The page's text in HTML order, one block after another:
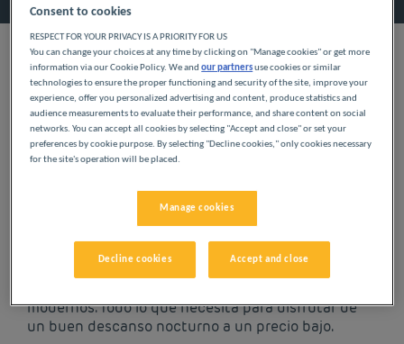
NUESTROS HOTELES A
PRECIOS BAJOS EN
Disfrute de los hoteles Première Classe en Longvic.
Descubrirá la experiencia Première Classe desde el
momento en que llegue: hoteles asequibles,
modernos. Todo lo que necesita para disfrutar de
un buen descanso nocturno a un precio bajo.
Consent to cookies
RESPECT FOR YOUR PRIVACY IS A PRIORITY FOR US
You can change your choices at any time by clicking on "Manage cookies" or get more
information via our Cookie Policy. We andour partnersuse cookies or similar
technologies to ensure the proper functioning and security of the site, improve your
experience, offer you personalized advertising and content, produce statistics and
audience measurements to evaluate their performance, and share content on social
networks. You can accept all cookies by selecting "Accept and close" or set your
preferences by cookie purpose. By selecting "Decline cookies," only cookies necessary
for the site's operation will be placed.
Manage cookies
Decline cookies Accept and close